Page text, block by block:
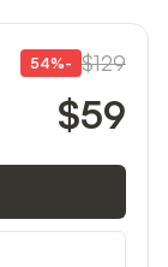
$129
-
54%
$59